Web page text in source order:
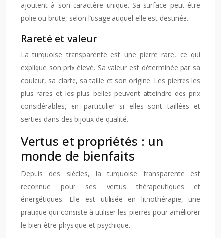
ajoutent à son caractère unique. Sa surface peut être
polie ou brute, selon l’usage auquel elle est destinée.
Rareté et valeur
La turquoise transparente est une pierre rare, ce qui
explique son prix élevé. Sa valeur est déterminée par sa
couleur, sa clarté, sa taille et son origine. Les pierres les
plus rares et les plus belles peuvent atteindre des prix
considérables, en particulier si elles sont taillées et
serties dans des bijoux de qualité.
Vertus et propriétés : un
monde de bienfaits
Depuis des siècles, la turquoise transparente est
reconnue pour ses vertus thérapeutiques et
énergétiques. Elle est utilisée en lithothérapie, une
pratique qui consiste à utiliser les pierres pour améliorer
le bien-être physique et psychique.